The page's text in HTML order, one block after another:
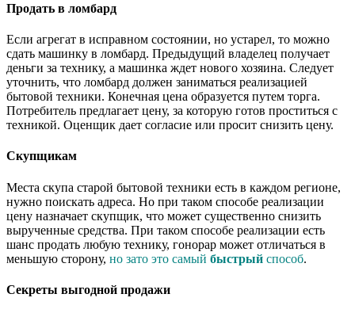
Продать в ломбард
Если агрегат в исправном состоянии, но устарел, то можно
сдать машинку в ломбард. Предыдущий владелец получает
деньги за технику, а машинка ждет нового хозяина. Следует
уточнить, что ломбард должен заниматься реализацией
бытовой техники. Конечная цена образуется путем торга.
Потребитель предлагает цену, за которую готов проститься с
техникой. Оценщик дает согласие или просит снизить цену.
Скупщикам
Места скупа старой бытовой техники есть в каждом регионе,
нужно поискать адреса. Но при таком способе реализации
цену назначает скупщик, что может существенно снизить
вырученные средства. При таком способе реализации есть
шанс продать любую технику, гонорар может отличаться в
меньшую сторону, но зато это самый быстрый способ.
Секреты выгодной продажи